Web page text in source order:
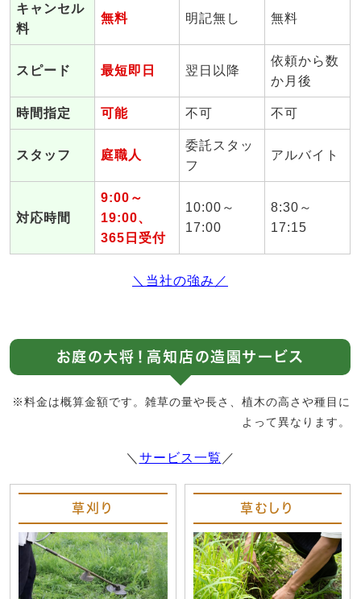
キャンセル
料
無料 明記無し 無料
スピード 最短即日 翌日以降
依頼から数
か月後
時間指定 可能 不可 不可
スタッフ 庭職人
委託スタッ
フ
アルバイト
対応時間
9:00～
19:00、
365日受付
10:00～
17:00
8:30～
17:15
＼当社の強み／
お庭の大将！高知店の造園サービス
※料金は概算金額です。雑草の量や長さ、植木の高さや種目に
よって異なります。
＼ サービス一覧 ／
草刈り 草むしり